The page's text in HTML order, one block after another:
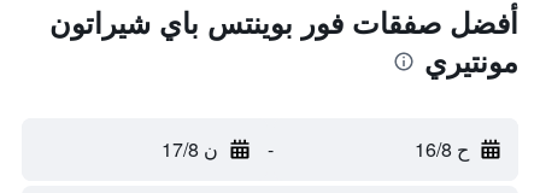
أفضل صفقات فور بوينتس باي شيراتون
مونتيري
ح 16/8 - ن 17/8